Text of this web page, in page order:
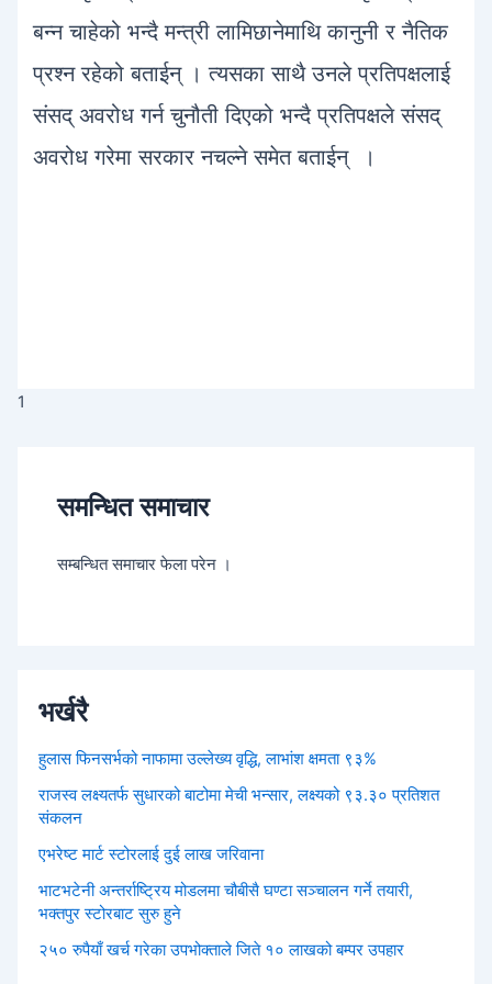
बन्न चाहेको भन्दै मन्त्री लामिछानेमाथि कानुनी र नैतिक
प्रश्न रहेको बताईन् । त्यसका साथै उनले प्रतिपक्षलाई
संसद् अवरोध गर्न चुनौती दिएको भन्दै प्रतिपक्षले संसद्
अवरोध गरेमा सरकार नचल्ने समेत बताईन् ।
1
समन्धित समाचार
सम्बन्धित समाचार फेला परेन ।
भर्खरै
हुलास फिनसर्भको नाफामा उल्लेख्य वृद्धि, लाभांश क्षमता ९३%
राजस्व लक्ष्यतर्फ सुधारको बाटोमा मेची भन्सार, लक्ष्यको ९३.३० प्रतिशत
संकलन
एभरेष्ट मार्ट स्टोरलाई दुई लाख जरिवाना
भाटभटेनी अन्तर्राष्ट्रिय मोडलमा चौबीसै घण्टा सञ्चालन गर्ने तयारी,
भक्तपुर स्टोरबाट सुरु हुने
२५० रुपैयाँ खर्च गरेका उपभोक्ताले जिते १० लाखको बम्पर उपहार